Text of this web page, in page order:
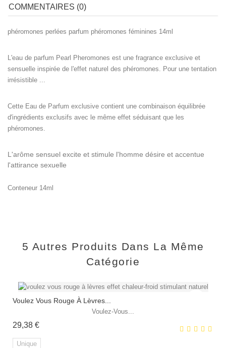
COMMENTAIRES (0)
phéromones perlées parfum phéromones féminines 14ml
L'eau de parfum Pearl Pheromones est une fragrance exclusive et
sensuelle inspirée de l'effet naturel des phéromones. Pour une tentation
irrésistible ...
Cette Eau de Parfum exclusive contient une combinaison équilibrée
d'ingrédients exclusifs avec le même effet séduisant que les
phéromones.
L'arôme sensuel excite et stimule l'homme désire et accentue
l'attirance sexuelle
Conteneur 14ml
5 Autres Produits Dans La Même
Catégorie
Voulez Vous Rouge À Lèvres...
Voulez-Vous...
29,38 €Prix
Unique